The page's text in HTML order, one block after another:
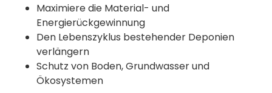
Maximiere die Material- und
Energierückgewinnung
Den Lebenszyklus bestehender Deponien
verlängern
Schutz von Boden, Grundwasser und
Ökosystemen